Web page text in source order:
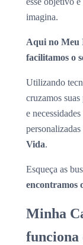
imagina.
Aqui no Meu
facilitamos o
Utilizando
cruzamos
e
personalizadas
Vida.
Esqueça as
encontramos
Minha
funciona